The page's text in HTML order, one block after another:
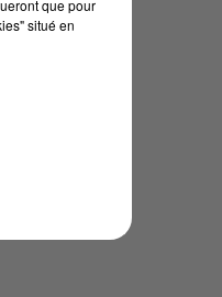
que pour
situé en